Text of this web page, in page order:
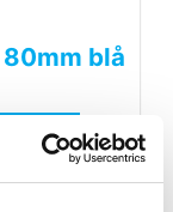
80mm blå
Lägg till i